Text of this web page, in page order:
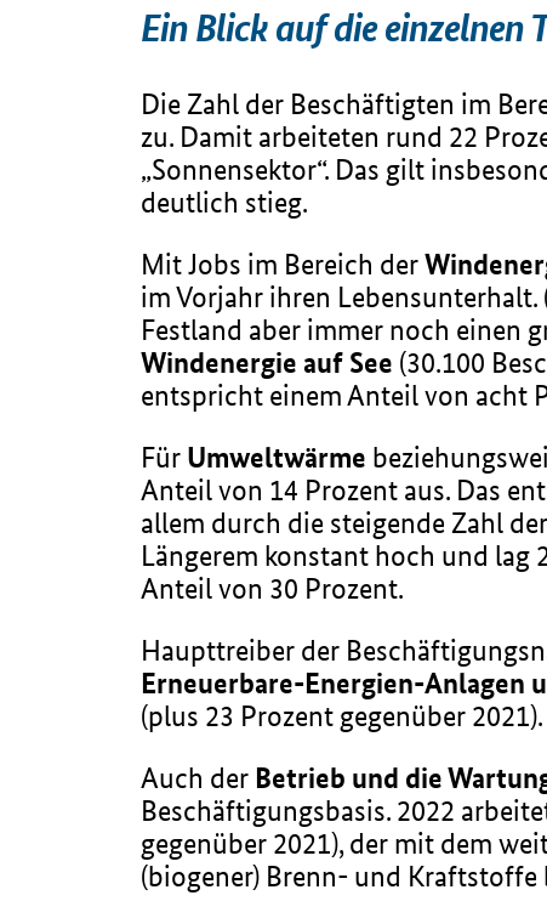
Ein Blick auf die einzelnen
Die Zahl der Beschäftigten im
zu. Damit arbeiteten rund 22
„Sonnensektor“. Das gilt
deutlich stieg.
Mit Jobs im Bereich der
im Vorjahr ihren
Festland aber immer noch einen
Windenergie auf See (30.100
entspricht einem Anteil von acht
Für Umweltwärme
Anteil von 14 Prozent aus. Das
allem durch die steigende Zahl
Längerem konstant hoch und lag
Anteil von 30 Prozent.
Haupttreiber der
Erneuerbare-Energien-Anlagen
(plus 23 Prozent gegenüber 2021).
Auch der Betrieb und die
Beschäftigungsbasis. 2022
gegenüber 2021), der mit dem
(biogener) Brenn- und Kraftstoffe